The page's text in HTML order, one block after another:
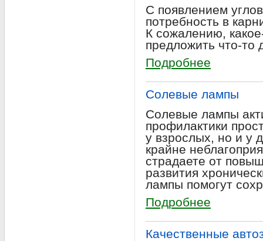
С появлением
потребность в
К сожалению,
предложить что-то
Подробнее
Солевые лампы
Солевые лампы
профилактики
у взрослых, но и у
крайне
страдаете от
развития
лампы помогут
Подробнее
Качественные